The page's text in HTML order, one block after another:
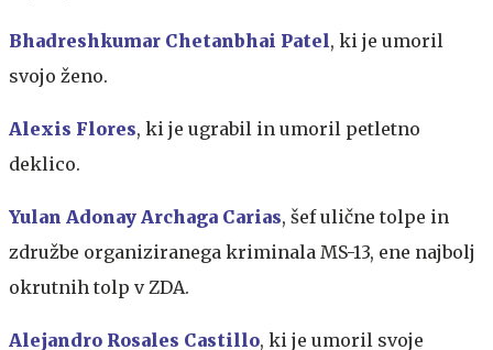
Bhadreshkumar Chetanbhai Patel, ki je umoril
svojo ženo.
Alexis Flores, ki je ugrabil in umoril petletno
deklico.
Yulan Adonay Archaga Carias, šef ulične tolpe in
združbe organiziranega kriminala MS-13, ene najbolj
okrutnih tolp v ZDA.
Alejandro Rosales Castillo, ki je umoril svoje